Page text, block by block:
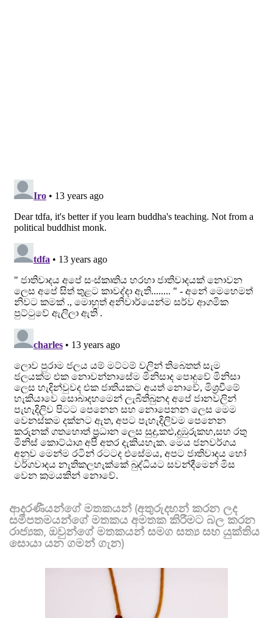
ආදරණීයන්ගේ මතකයන් (අතුරුදහන් කරන ලද
සමීපතමයන්ගේ මතකය අමතක කිරීමට බල කරන
රාජ්‍යක, ඔවුන්ගේ මතකයන් සමග සත්‍ය සහ යුක්තිය
සොයා යන ගමන් ගැන)